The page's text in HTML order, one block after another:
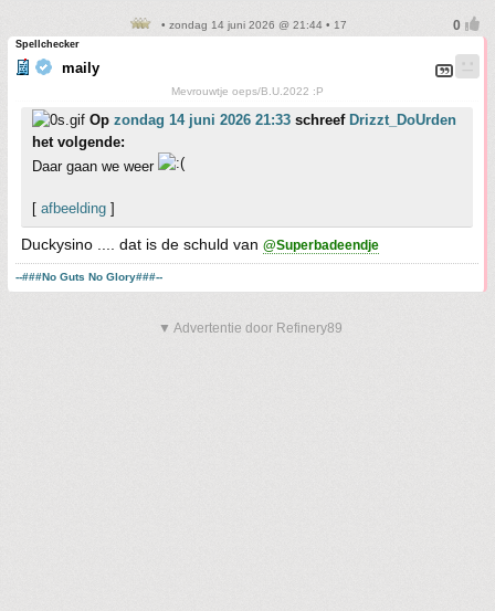
• zondag 14 juni 2026 @ 21:44 • 17
Spellchecker
maily
Mevrouwtje oeps/B.U.2022 :P
Op zondag 14 juni 2026 21:33 schreef Drizzt_DoUrden
het volgende:
Daar gaan we weer
[ afbeelding ]
Duckysino .... dat is de schuld van @Superbadeendje
--###No Guts No Glory###--
▼ Advertentie door Refinery89